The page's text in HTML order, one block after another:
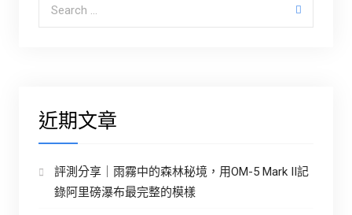
近期文章
評測分享｜雨霧中的森林秘境，用OM-5 Mark II記
錄阿里磅瀑布最完整的模樣